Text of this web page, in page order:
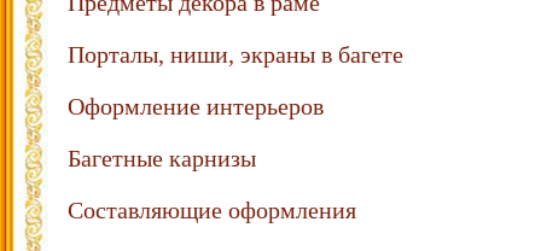
Порталы, ниши, экраны в багете
Оформление интерьеров
Багетные карнизы
Составляющие оформления